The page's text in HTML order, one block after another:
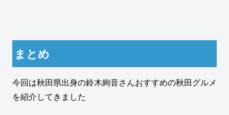
まとめ
今回は秋田県出身の鈴木絢音さんおすすめの秋田グルメ
を紹介してきました